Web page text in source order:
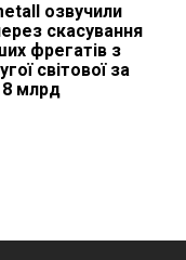
озвучили
скасування
фрегатів з
світової за
млрд